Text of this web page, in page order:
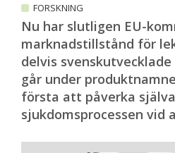
FORSKNING
Nu har slutligen EU-
marknadstillstånd för
delvis
går under
första att påverka själva
sjukdomsprocessen vid